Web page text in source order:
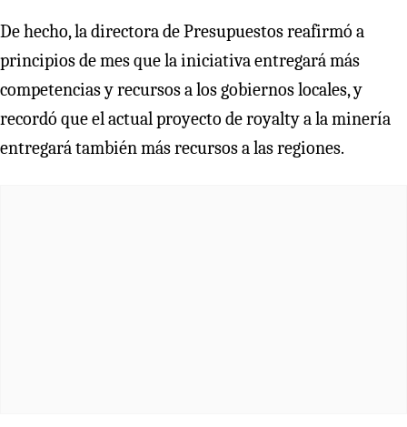
De hecho, la directora de Presupuestos reafirmó a
principios de mes que la iniciativa entregará más
competencias y recursos a los gobiernos locales, y
recordó que el actual proyecto de royalty a la minería
entregará también más recursos a las regiones.